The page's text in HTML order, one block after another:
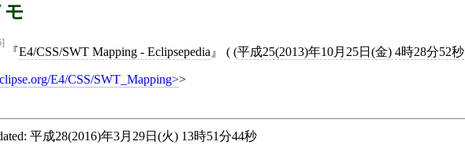
モ
E4/CSS/SWT Mapping - Eclipsepedia ( (平成25(2013)年10月25日(金) 4時28分52秒
E4/CSS/SWT_Mapping >
平成28(2016)年3月29日(火) 13時51分44秒